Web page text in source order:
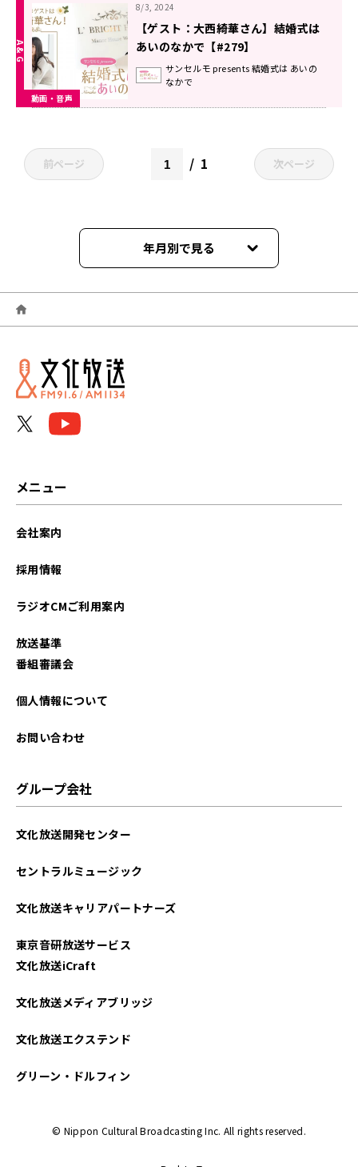
動画・音声
8/3, 2024
【ゲスト：大西綺華さん】結婚式は
あいのなかで【#279】
サンセルモ presents 結婚式は あいの
なかで
前ページ 1 次ページ
年月別で見る
2026年06月
2026年05月
2026年04月
2025年07月
2025年04月
2024年11月
2024年10月
2024年09月
メニュー
会社案内
採用情報
ラジオCMご利用案内
放送基準
番組審議会
個人情報について
お問い合わせ
グループ会社
文化放送開発センター
セントラルミュージック
文化放送キャリアパートナーズ
東京音研放送サービス
文化放送iCraft
文化放送メディアブリッジ
文化放送エクステンド
グリーン・ドルフィン
© Nippon Cultural Broadcasting Inc. All rights reserved.